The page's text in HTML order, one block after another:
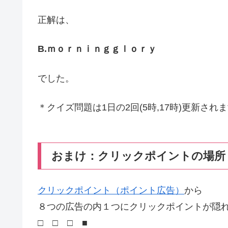
正解は、
B.ｍｏｒｎｉｎｇｇｌｏｒｙ
でした。
＊クイズ問題は1日の2回(5時,17時)更新され
おまけ：クリックポイントの場所
クリックポイント（ポイント広告） から
８つの広告の内１つにクリックポイントが隠
□ □ □ ■